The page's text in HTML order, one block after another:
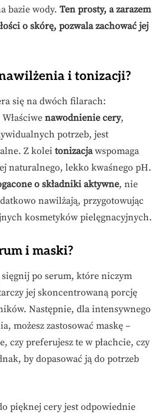
bazie wody. Ten prosty, a zarazem
o skórę, pozwala zachować jej
i tonizacji?
się na dwóch filarach:
Właściwenawodnienie cery,
potrzeb, jest
Z kolei tonizacjawspomaga
naturalnego, lekko kwaśnego pH.
o składniki aktywne, nie
nawilżają, przygotowując
kosmetyków pielęgnacyjnych.
i maski?
po serum, które niczym
jej skoncentrowaną porcję
Następnie, dla intensywnego
możesz zastosować maskę –
czy preferujesz te w płachcie, czy
by dopasować ją do potrzeb
pięknej cery jest odpowiednie